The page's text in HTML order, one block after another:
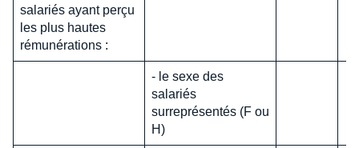
salariés ayant perçu
les plus hautes
rémunérations :
- le sexe des
salariés
surreprésentés (F ou
H)